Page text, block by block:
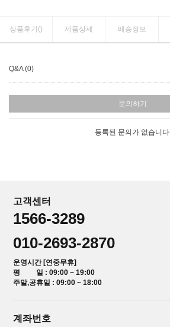
상품후기() 제품상세 배송정보
Q&A (0)
문의하기
등록된 문의가 없습니다.
고객센터
1566-3289
010-2693-2870
운영시간 [연중무휴]
평 일 : 09:00 ~ 19:00
주말,공휴일 : 09:00 ~ 18:00
계좌번호